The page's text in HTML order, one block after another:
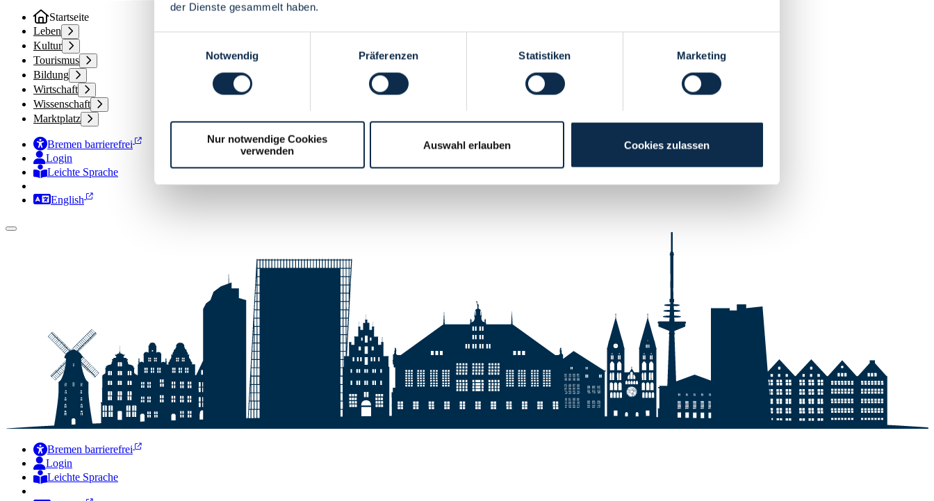
der Dienste gesammelt haben.
Notwendig
Präferenzen Statistiken Marketing
Nur notwendige Cookies
verwenden
Auswahl erlauben Cookies zulassen
Startseite
Leben
Kultur
Tourismus
Bildung
Wirtschaft
Wissenschaft
Marktplatz
Bremen barrierefrei
Login
Leichte Sprache
Zur Deutschen Gebärdensprache
English
Bremen barrierefrei
Login
Leichte Sprache